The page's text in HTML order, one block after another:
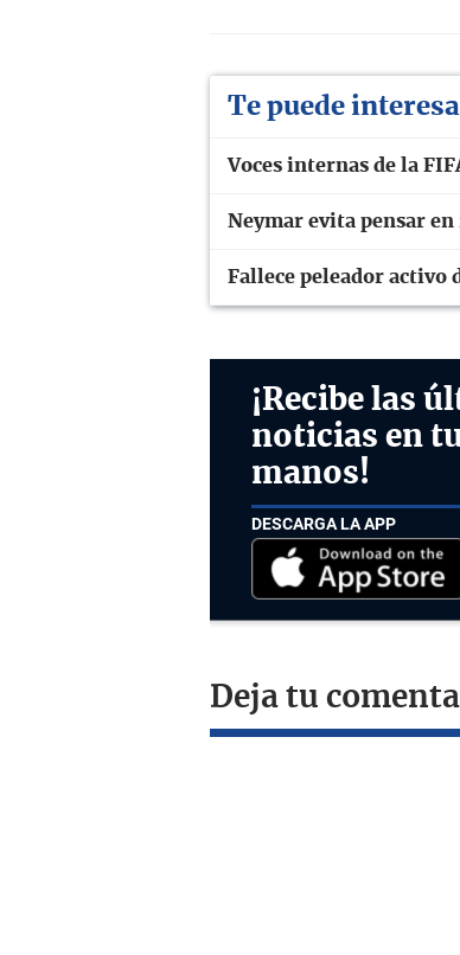
Te puede
Voces internas de la
Neymar evita pensar
Fallece peleador activo
¡Recibe las
noticias en
manos!
DESCARGA LA APP
Deja tu